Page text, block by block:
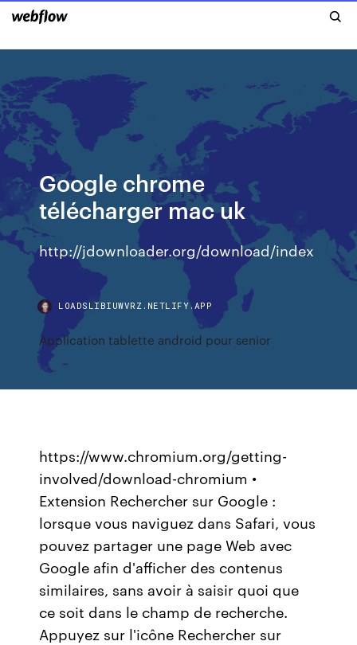
Google chrome
télécharger mac uk
http://jdownloader.org/download/index
LOADSLIBIUWVRZ.NETLIFY.APP
Application tablette android pour senior
https://www.chromium.org/getting-
involved/download-chromium •
Extension Rechercher sur Google :
lorsque vous naviguez dans Safari, vous
pouvez partager une page Web avec
Google afin d'afficher des contenus
similaires, sans avoir à saisir quoi que
ce soit dans le champ de recherche.
Appuyez sur l'icône Rechercher sur